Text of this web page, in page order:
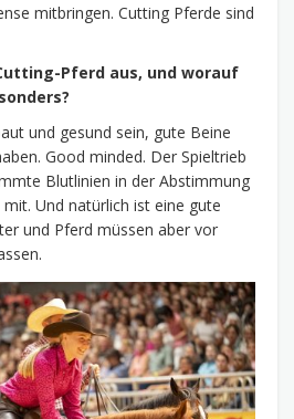
mitbringen. Cutting Pferde sind
Pferd aus, und worauf
und gesund sein, gute Beine
Good minded. Der Spieltrieb
Blutlinien in der Abstimmung
Und natürlich ist eine gute
und Pferd müssen aber vor